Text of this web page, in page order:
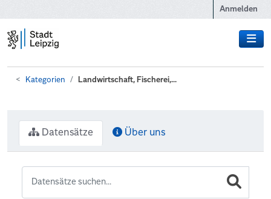
Anmelden
Kategorien Landwirtschaft, Fischerei,...
Datensätze Über uns